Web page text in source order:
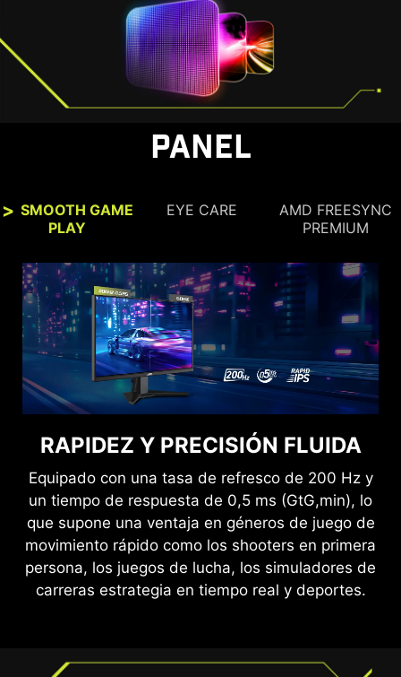
PANEL
SMOOTH GAME
PLAY
EYE CARE
AMD FREESYNC
PREMIUM
RAPIDEZ Y PRECISIÓN FLUIDA
Equipado con una tasa de refresco de 200 Hz y
un tiempo de respuesta de 0,5 ms (GtG,min), lo
que supone una ventaja en géneros de juego de
movimiento rápido como los shooters en primera
persona, los juegos de lucha, los simuladores de
carreras estrategia en tiempo real y deportes.
OBSERVA CON COMODIDAD.
Las tecnologías Antiparpadeo y de reducción de
la luz azul proporcionan una experiencia de
visualización muy cómoda al reducir la cantidad
de parpadeo y mostrar niveles más bajos de luz
azul. Podrás jugar durante más tiempo sin sufrir
fatiga ocular.
SIN TEARING, SIN ENTRECORTES
El gaming no debería ser una elección entre